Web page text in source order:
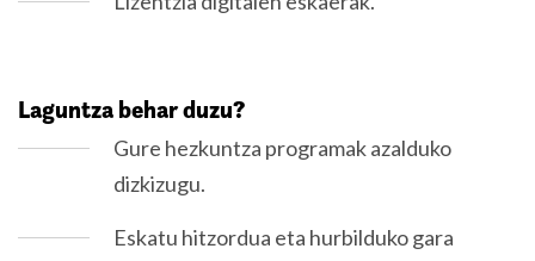
Laguntza behar duzu?
Gure hezkuntza programak azalduko
dizkizugu.
Eskatu hitzordua eta hurbilduko gara